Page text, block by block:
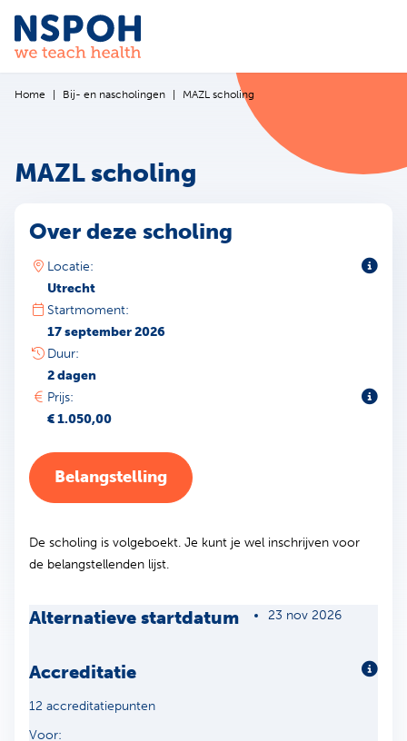
Ga naar de inhoud
Home Bij- en nascholingen MAZL scholing
MAZL scholing
Over deze scholing
Locatie:
Utrecht
Startmoment:
17 september 2026
Duur:
2 dagen
Prijs:
€ 1.050,00
Belangstelling
De scholing is volgeboekt. Je kunt je wel inschrijven voor
de belangstellenden lijst.
Alternatieve startdatum 23 nov 2026
Accreditatie
12 accreditatiepunten
Voor: